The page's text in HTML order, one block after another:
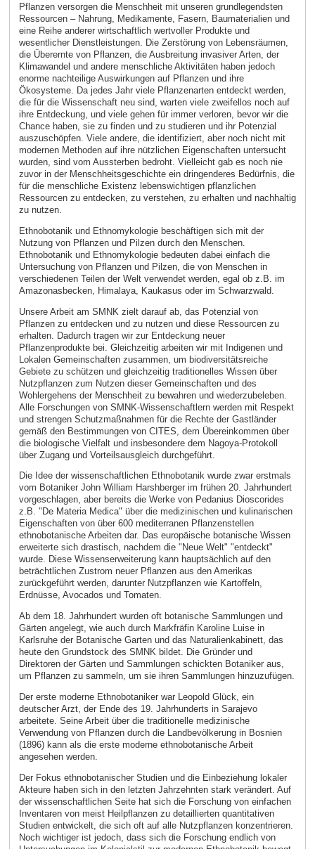
Pflanzen versorgen die Menschheit mit unseren grundlegendsten
Ressourcen – Nahrung, Medikamente, Fasern, Baumaterialien und
eine Reihe anderer wirtschaftlich wertvoller Produkte und
wesentlicher Dienstleistungen. Die Zerstörung von Lebensräumen,
die Überernte von Pflanzen, die Ausbreitung invasiver Arten, der
Klimawandel und andere menschliche Aktivitäten haben jedoch
enorme nachteilige Auswirkungen auf Pflanzen und ihre
Ökosysteme. Da jedes Jahr viele Pflanzenarten entdeckt werden,
die für die Wissenschaft neu sind, warten viele zweifellos noch auf
ihre Entdeckung, und viele gehen für immer verloren, bevor wir die
Chance haben, sie zu finden und zu studieren und ihr Potenzial
auszuschöpfen. Viele andere, die identifiziert, aber noch nicht mit
modernen Methoden auf ihre nützlichen Eigenschaften untersucht
wurden, sind vom Aussterben bedroht. Vielleicht gab es noch nie
zuvor in der Menschheitsgeschichte ein dringenderes Bedürfnis, die
für die menschliche Existenz lebenswichtigen pflanzlichen
Ressourcen zu entdecken, zu verstehen, zu erhalten und nachhaltig
zu nutzen.
Ethnobotanik und Ethnomykologie beschäftigen sich mit der
Nutzung von Pflanzen und Pilzen durch den Menschen.
Ethnobotanik und Ethnomykologie bedeuten dabei einfach die
Untersuchung von Pflanzen und Pilzen, die von Menschen in
verschiedenen Teilen der Welt verwendet werden, egal ob z.B. im
Amazonasbecken, Himalaya, Kaukasus oder im Schwarzwald.
Unsere Arbeit am SMNK zielt darauf ab, das Potenzial von
Pflanzen zu entdecken und zu nutzen und diese Ressourcen zu
erhalten. Dadurch tragen wir zur Entdeckung neuer
Pflanzenprodukte bei. Gleichzeitig arbeiten wir mit Indigenen und
Lokalen Gemeinschaften zusammen, um biodiversitätsreiche
Gebiete zu schützen und gleichzeitig traditionelles Wissen über
Nutzpflanzen zum Nutzen dieser Gemeinschaften und des
Wohlergehens der Menschheit zu bewahren und wiederzubeleben.
Alle Forschungen von SMNK-Wissenschaftlern werden mit Respekt
und strengen Schutzmaßnahmen für die Rechte der Gastländer
gemäß den Bestimmungen von CITES, dem Übereinkommen über
die biologische Vielfalt und insbesondere dem Nagoya-Protokoll
über Zugang und Vorteilsausgleich durchgeführt.
Die Idee der wissenschaftlichen Ethnobotanik wurde zwar erstmals
vom Botaniker John William Harshberger im frühen 20. Jahrhundert
vorgeschlagen, aber bereits die Werke von Pedanius Dioscorides
z.B. "De Materia Medica" über die medizinischen und kulinarischen
Eigenschaften von über 600 mediterranen Pflanzenstellen
ethnobotanische Arbeiten dar. Das europäische botanische Wissen
erweiterte sich drastisch, nachdem die "Neue Welt" "entdeckt"
wurde. Diese Wissenserweiterung kann hauptsächlich auf den
beträchtlichen Zustrom neuer Pflanzen aus den Amerikas
zurückgeführt werden, darunter Nutzpflanzen wie Kartoffeln,
Erdnüsse, Avocados und Tomaten.
Ab dem 18. Jahrhundert wurden oft botanische Sammlungen und
Gärten angelegt, wie auch durch Markfräfin Karoline Luise in
Karlsruhe der Botanische Garten und das Naturalienkabinett, das
heute den Grundstock des SMNK bildet. Die Gründer und
Direktoren der Gärten und Sammlungen schickten Botaniker aus,
um Pflanzen zu sammeln, um sie ihren Sammlungen hinzuzufügen.
Der erste moderne Ethnobotaniker war Leopold Glück, ein
deutscher Arzt, der Ende des 19. Jahrhunderts in Sarajevo
arbeitete. Seine Arbeit über die traditionelle medizinische
Verwendung von Pflanzen durch die Landbevölkerung in Bosnien
(1896) kann als die erste moderne ethnobotanische Arbeit
angesehen werden.
Der Fokus ethnobotanischer Studien und die Einbeziehung lokaler
Akteure haben sich in den letzten Jahrzehnten stark verändert. Auf
der wissenschaftlichen Seite hat sich die Forschung von einfachen
Inventaren von meist Heilpflanzen zu detaillierten quantitativen
Studien entwickelt, die sich oft auf alle Nutzpflanzen konzentrieren.
Noch wichtiger ist jedoch, dass sich die Forschung endlich von